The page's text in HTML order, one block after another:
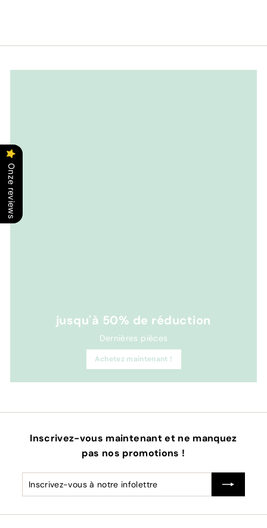
jusqu'à 50% de réduction
Dernières pièces
Achetez maintenant !
Inscrivez-vous maintenant et ne manquez
pas nos promotions !
Inscrivez-
vous
S'inscrire
Onze reviews